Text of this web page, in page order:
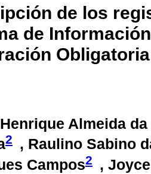
de los
de
Almeida
2
, Raulino Sabino
Campos2 ,